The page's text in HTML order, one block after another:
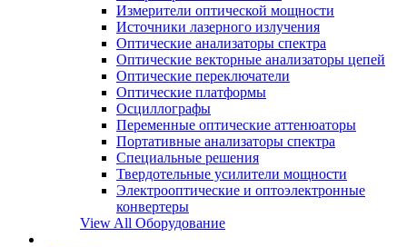
Измерители оптической мощности
Источники лазерного излучения
Оптические анализаторы спектра
Оптические векторные анализаторы цепей
Оптические переключатели
Оптические платформы
Осциллографы
Переменные оптические аттенюаторы
Портативные анализаторы спектра
Специальные решения
Твердотельные усилители мощности
Электрооптические и оптоэлектронные
конвертеры
View All Оборудование